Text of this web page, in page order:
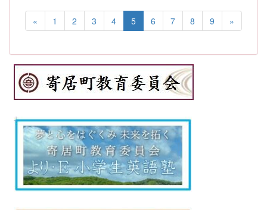
« 1 2 3 4 5 6 7 8 9 »